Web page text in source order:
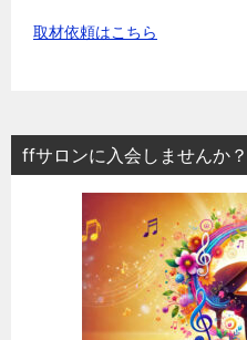
取材依頼はこちら
ffサロンに入会しませんか？